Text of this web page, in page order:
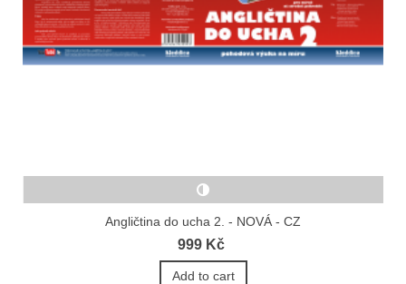
Angličtina do ucha 2. - NOVÁ - CZ
999 Kč
Add to cart